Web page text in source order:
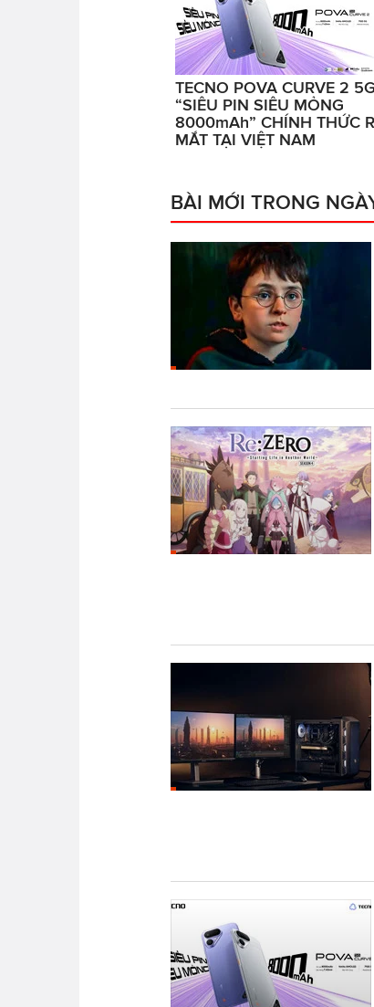
TECNO POVA CURVE 2 5G
“SIÊU PIN SIÊU MỎNG
8000mAh” CHÍNH THỨC
MẮT TẠI VIỆT NAM
BÀI MỚI TRONG